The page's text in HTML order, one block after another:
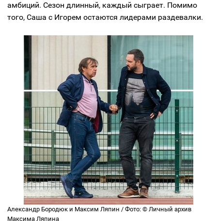
амбиций. Сезон длинный, каждый сыграет. Помимо
того, Саша с Игорем остаются лидерами раздевалки.
Александр Бородюк и Максим Ляпин / Фото: © Личный архив
Максима Ляпина